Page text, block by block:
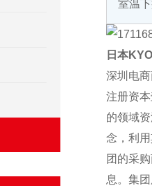
室温
日本
深圳电
注册资
的领域
念，利
团的采
息。集